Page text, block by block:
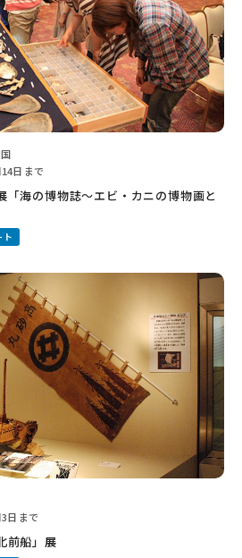
日 まで
「海の博物誌～エビ・カニの博物画と
日 まで
前船」展